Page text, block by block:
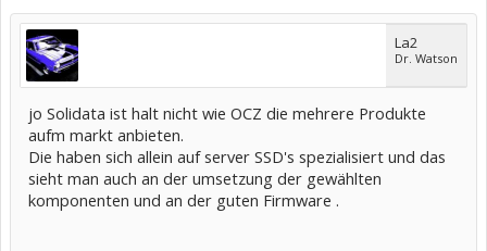
La2
Dr. Watson
jo Solidata ist halt nicht wie OCZ die mehrere Produkte
aufm markt anbieten.
Die haben sich allein auf server SSD's spezialisiert und das
sieht man auch an der umsetzung der gewählten
komponenten und an der guten Firmware .